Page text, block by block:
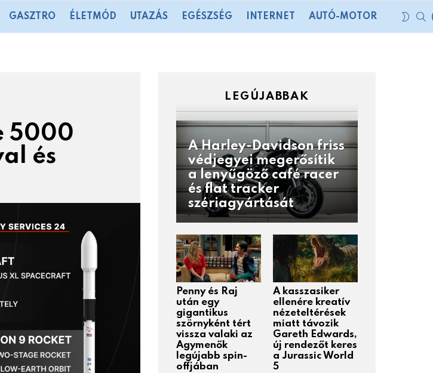
GASZTRO ÉLETMÓD UTAZÁS EGÉSZSÉG INTERNET AUTÓ-MOTOR
5000
és
LEGÚJABBAK
A Harley-Davidson friss
védjegyei megerősítik
a lenyűgöző café racer
és flat tracker
szériagyártását
Penny és Raj
után egy
gigantikus
szörnyként tért
vissza valaki az
Agymenők
legújabb spin-
offjában
A kasszasiker
ellenére kreatív
nézeteltérések
miatt távozik
Gareth Edwards,
új rendezőt keres
a Jurassic World
5